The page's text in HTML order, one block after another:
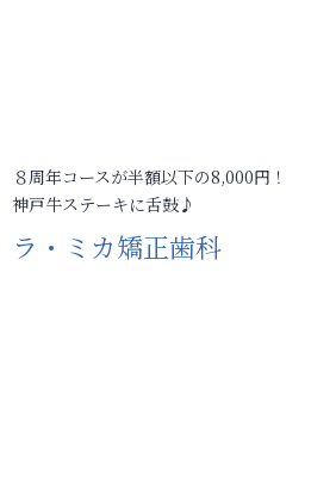
８周年コースが半額以下の8,000円！
神戸牛ステーキに舌鼓♪
ラ・ミカ矯正歯科